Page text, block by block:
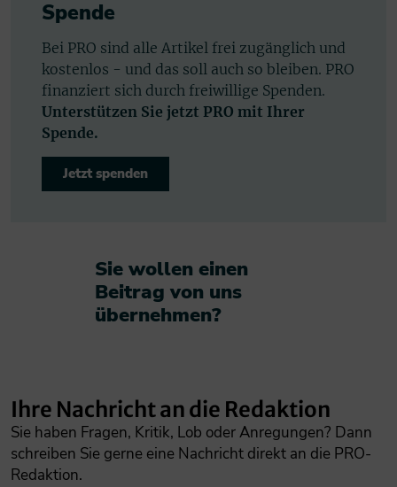
Spende
Bei PRO sind alle Artikel frei zugänglich und
kostenlos - und das soll auch so bleiben. PRO
finanziert sich durch freiwillige Spenden.
Unterstützen Sie jetzt PRO mit Ihrer
Spende.
Jetzt spenden
Sie wollen einen
Beitrag von uns
übernehmen?​
Ihre Nachricht an die Redaktion
Sie haben Fragen, Kritik, Lob oder Anregungen? Dann
schreiben Sie gerne eine Nachricht direkt an die PRO-
Redaktion.